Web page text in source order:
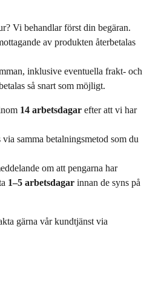
Vi behandlar först din begäran.
av produkten återbetalas
inklusive eventuella frakt- och
så snart som möjligt.
14 arbetsdagar efter att vi har
samma betalningsmetod som du
om att pengarna har
1–5 arbetsdagar innan de syns på
gärna vår kundtjänst via